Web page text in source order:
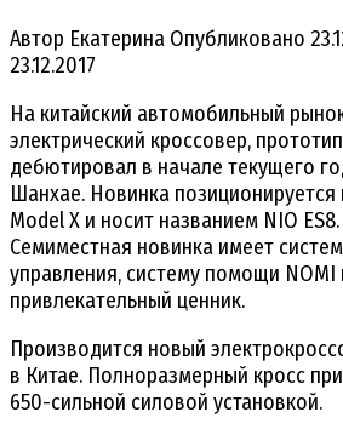
Автор Екатерина Опубликовано
23.12.2017
На китайский автомобильный
электрический кроссовер,
дебютировал в начале текущего
Шанхае. Новинка позиционируется
Model X и носит названием NIO ES8.
Семиместная новинка имеет
управления, систему помощи NOMI
привлекательный ценник.
Производится новый
в Китае. Полноразмерный кросс
650-сильной силовой установкой.